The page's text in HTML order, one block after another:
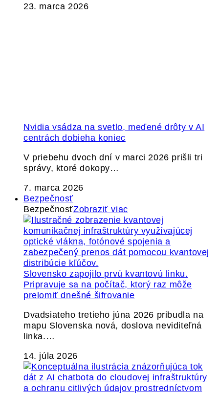
23. marca 2026
Nvidia vsádza na svetlo, meďené drôty v AI
centrách dobieha koniec
V priebehu dvoch dní v marci 2026 prišli tri
správy, ktoré dokopy…
7. marca 2026
Bezpečnosť
BezpečnosťZobraziť viac
Slovensko zapojilo prvú kvantovú linku.
Pripravuje sa na počítač, ktorý raz môže
prelomiť dnešné šifrovanie
Dvadsiateho tretieho júna 2026 pribudla na
mapu Slovenska nová, doslova neviditeľná
linka.…
14. júla 2026